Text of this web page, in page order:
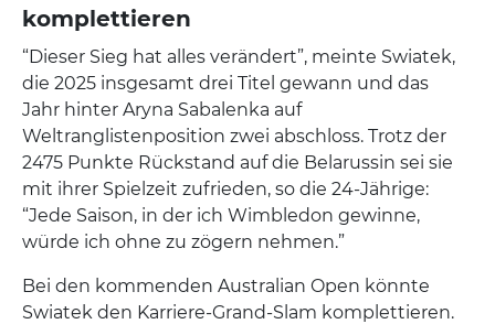
komplettieren
“Dieser Sieg hat alles verändert”, meinte Swiatek,
die 2025 insgesamt drei Titel gewann und das
Jahr hinter Aryna Sabalenka auf
Weltranglistenposition zwei abschloss. Trotz der
2475 Punkte Rückstand auf die Belarussin sei sie
mit ihrer Spielzeit zufrieden, so die 24-Jährige:
“Jede Saison, in der ich Wimbledon gewinne,
würde ich ohne zu zögern nehmen.”
Bei den kommenden Australian Open könnte
Swiatek den Karriere-Grand-Slam komplettieren.